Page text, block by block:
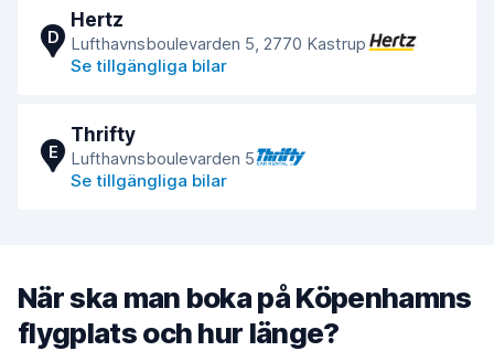
D
Hertz
Lufthavnsboulevarden 5, 2770 Kastrup
Se tillgängliga bilar
E
Thrifty
Lufthavnsboulevarden 5
Se tillgängliga bilar
När ska man boka på Köpenhamns
flygplats och hur länge?